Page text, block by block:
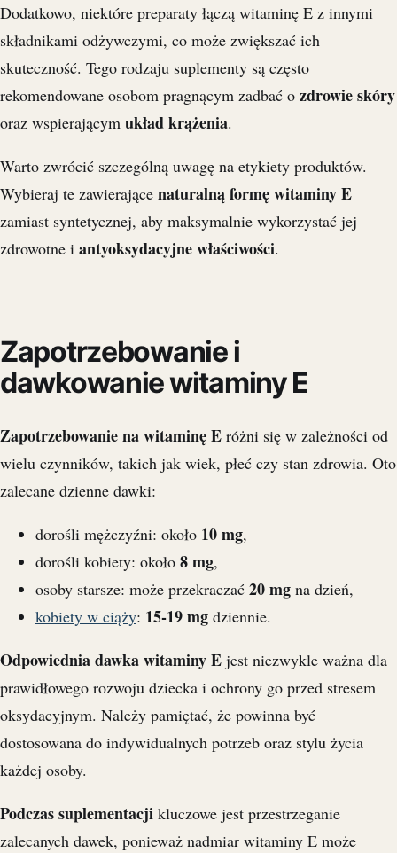
Dodatkowo, niektóre preparaty łączą witaminę E z innymi
składnikami odżywczymi, co może zwiększać ich
skuteczność. Tego rodzaju suplementy są często
rekomendowane osobom pragnącym zadbać o zdrowie skóry
oraz wspierającym układ krążenia.
Warto zwrócić szczególną uwagę na etykiety produktów.
Wybieraj te zawierające naturalną formę witaminy E
zamiast syntetycznej, aby maksymalnie wykorzystać jej
zdrowotne i antyoksydacyjne właściwości.
Zapotrzebowanie i
dawkowanie witaminy E
Zapotrzebowanie na witaminę E różni się w zależności od
wielu czynników, takich jak wiek, płeć czy stan zdrowia. Oto
zalecane dzienne dawki:
dorośli mężczyźni: około 10 mg,
dorośli kobiety: około 8 mg,
osoby starsze: może przekraczać 20 mg na dzień,
kobiety w ciąży: 15-19 mg dziennie.
Odpowiednia dawka witaminy E jest niezwykle ważna dla
prawidłowego rozwoju dziecka i ochrony go przed stresem
oksydacyjnym. Należy pamiętać, że powinna być
dostosowana do indywidualnych potrzeb oraz stylu życia
każdej osoby.
Podczas suplementacji kluczowe jest przestrzeganie
zalecanych dawek, ponieważ nadmiar witaminy E może